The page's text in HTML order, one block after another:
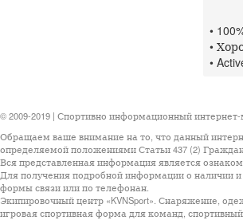
•
•
•
© 2009-2019 | Спортивно информационный
Обращаем ваше внимание на то, что данный
определяемой положениями Статьи 437 (2)
Вся представленная информация является
Для получения подробной информации о наличии
формы связи или по телефонан.
Экипировочный центр «KVNSport». Снаряжение,
игровая спортивная форма для команд,